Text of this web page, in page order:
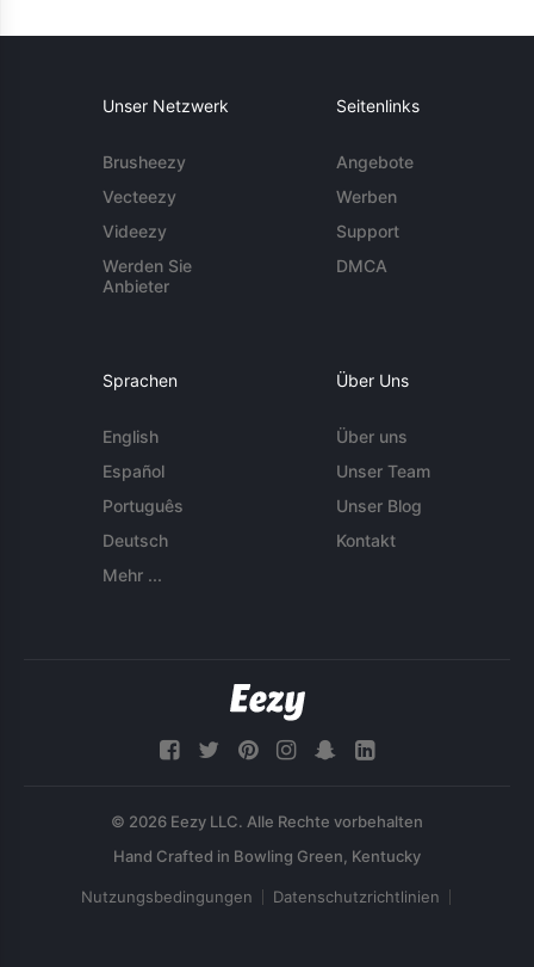
Unser Netzwerk
Brusheezy
Vecteezy
Videezy
Werden Sie
Anbieter
Seitenlinks
Angebote
Werben
Support
DMCA
Sprachen
English
Español
Português
Deutsch
Mehr ...
Über Uns
Über uns
Unser Team
Unser Blog
Kontakt
© 2026 Eezy LLC. Alle Rechte vorbehalten
Nutzungsbedingungen Datenschutzrichtlinien